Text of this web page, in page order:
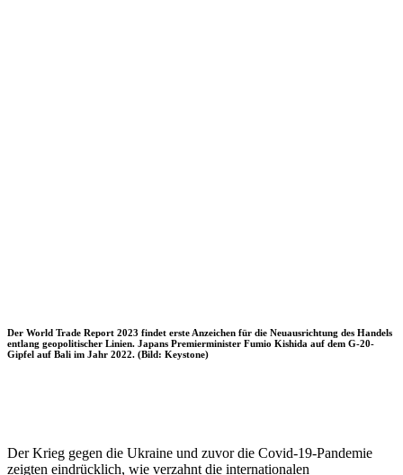
Der World Trade Report 2023 findet erste Anzeichen für die Neuausrichtung des Handels
entlang geopolitischer Linien. Japans Premierminister Fumio Kishida auf dem G-20-
Gipfel auf Bali im Jahr 2022. (Bild: Keystone)
Der Krieg gegen die Ukraine und zuvor die Covid-19-Pandemie
zeigten eindrücklich, wie verzahnt die internationalen